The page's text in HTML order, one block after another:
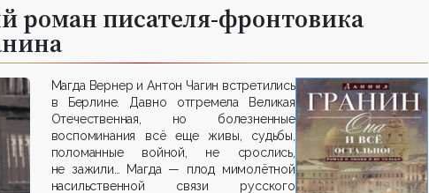
роман писателя-фронтовика
Магда Вернер и Антон Чагин встретились
в Берлине. Давно отгремела Великая
Отечественная, но болезненные
воспоминания всё еще живы, судьбы,
поломанные войной, не срослись,
не зажили… Магда — плод мимолётной
насильственной связи русского